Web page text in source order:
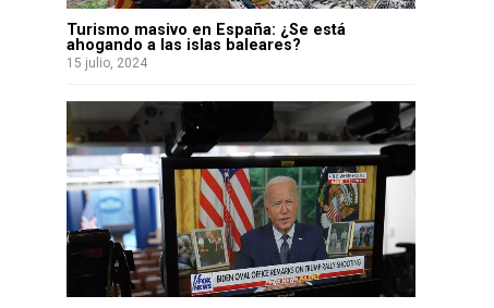
Turismo masivo en España: ¿Se está
ahogando a las islas baleares?
15 julio, 2024